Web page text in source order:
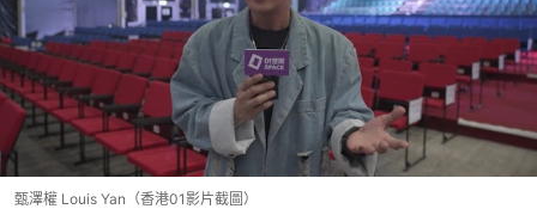
甄澤權 Louis Yan（香港01影片截圖）